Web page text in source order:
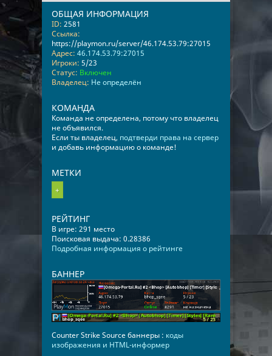
ОБЩАЯ ИНФОРМАЦИЯ
ID: 2581
Ссылка:
https://playmon.ru/server/46.174.53.79:27015
Адрес: 46.174.53.79:27015
Игроки: 5/23
Статус: Включен
Владелец: Не определён
КОМАНДА
Команда не определена, потому что владелец
не объявился.
Если ты владелец, подтверди права на сервер
и добавь информацию о команде!
МЕТКИ
+
РЕЙТИНГ
В игре: 291 место
Поисковая выдача: 0.28386
Подробная информация о рейтинге
БАННЕР
Counter Strike Source баннеры : коды
изображения и HTML-информер